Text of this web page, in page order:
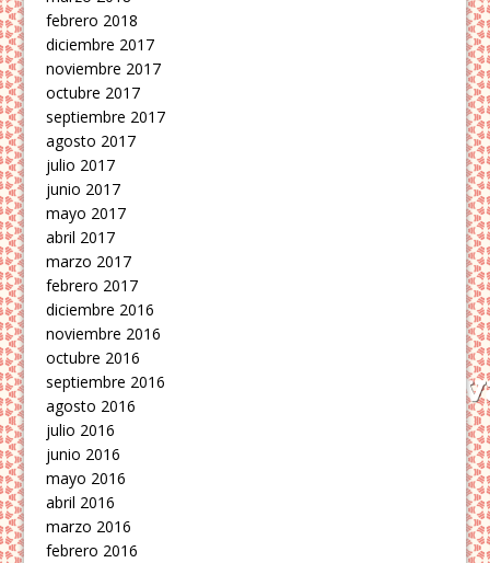
febrero 2018
diciembre 2017
noviembre 2017
octubre 2017
septiembre 2017
agosto 2017
julio 2017
junio 2017
mayo 2017
abril 2017
marzo 2017
febrero 2017
diciembre 2016
noviembre 2016
octubre 2016
septiembre 2016
agosto 2016
julio 2016
junio 2016
mayo 2016
abril 2016
marzo 2016
febrero 2016